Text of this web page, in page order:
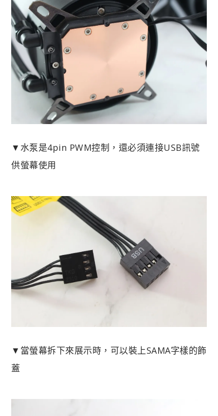
▼水泵是4pin PWM控制，還必須連接USB訊號
供螢幕使用
▼當螢幕拆下來展示時，可以裝上SAMA字樣的飾
蓋